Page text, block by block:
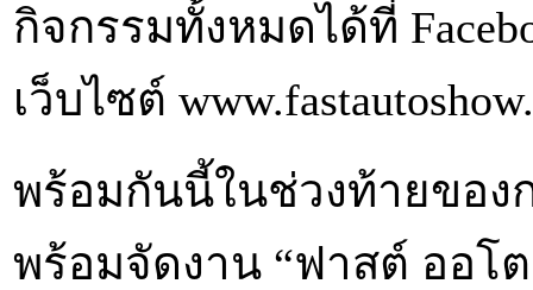
กิจกรรมทั้งหมดได้ที่
เว็บไซต์
พร้อมกันนี้ในช่วงท้ายของ
พร้อมจัดงาน “ฟาสต์ ออโ